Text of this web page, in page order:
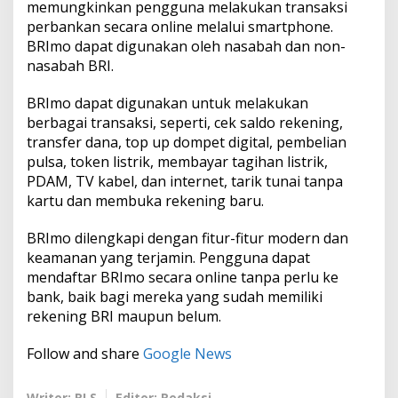
memungkinkan pengguna melakukan transaksi
perbankan secara online melalui smartphone.
BRImo dapat digunakan oleh nasabah dan non-
nasabah BRI.
BRImo dapat digunakan untuk melakukan
berbagai transaksi, seperti, cek saldo rekening,
transfer dana, top up dompet digital, pembelian
pulsa, token listrik, membayar tagihan listrik,
PDAM, TV kabel, dan internet, tarik tunai tanpa
kartu dan membuka rekening baru.
BRImo dilengkapi dengan fitur-fitur modern dan
keamanan yang terjamin. Pengguna dapat
mendaftar BRImo secara online tanpa perlu ke
bank, baik bagi mereka yang sudah memiliki
rekening BRI maupun belum.
Follow and share Google News